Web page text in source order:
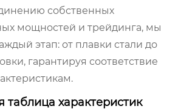
собственных
мощностей и трейдинга, мы
этап: от плавки стали до
гарантируя соответствие
таблица характеристик